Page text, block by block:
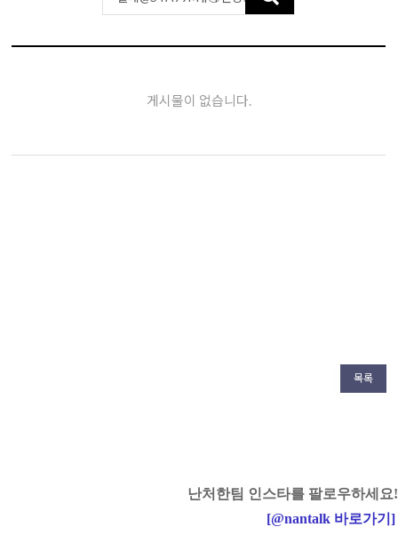
게시물이 없습니다.
목록
난처한팀 인스타를 팔로우하세요!
[@nantalk 바로가기 ]